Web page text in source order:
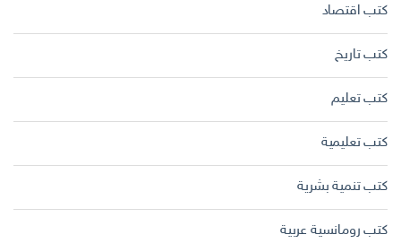
كتب اقتصاد
كتب تاريخ
كتب تعليم
كتب تعليمية
كتب تنمية بشرية
كتب رومانسية عربية